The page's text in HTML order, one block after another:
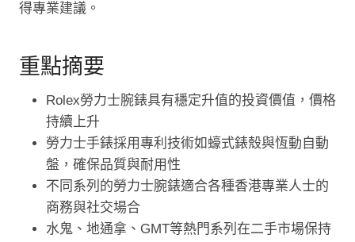
得專業建議。
重點摘要
Rolex勞力士腕錶具有穩定升值的投資價值，價格
持續上升
勞力士手錶採用專利技術如蠔式錶殼與恆動自動
盤，確保品質與耐用性
不同系列的勞力士腕錶適合各種香港專業人士的
商務與社交場合
水鬼、地通拿、GMT等熱門系列在二手市場保持